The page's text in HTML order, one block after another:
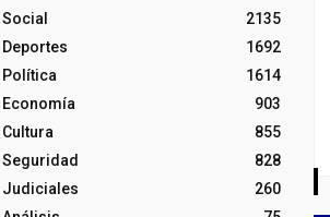
Social
2135
Deportes
1692
Política
1614
Economía
903
Cultura
855
Seguridad
828
Judiciales
260